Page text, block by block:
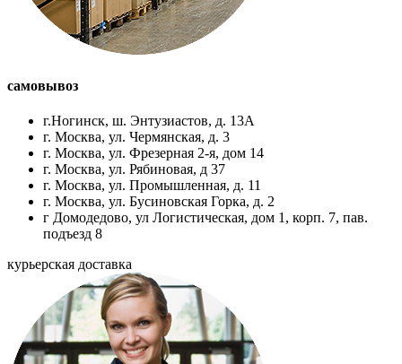
самовывоз
г.Ногинск, ш. Энтузиастов, д. 13А
г. Москва, ул. Чермянская, д. 3
г. Москва, ул. Фрезерная 2-я, дом 14
г. Москва, ул. Рябиновая, д 37
г. Москва, ул. Промышленная, д. 11
г. Москва, ул. Бусиновская Горка, д. 2
г Домодедово, ул Логистическая, дом 1, корп. 7, пав.
подъезд 8
курьерская доставка